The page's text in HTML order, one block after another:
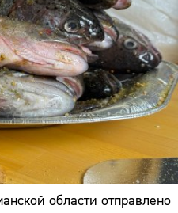
области отправлено